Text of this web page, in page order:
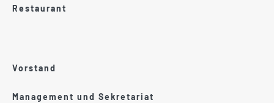
Restaurant
Vorstand
Management und Sekretariat